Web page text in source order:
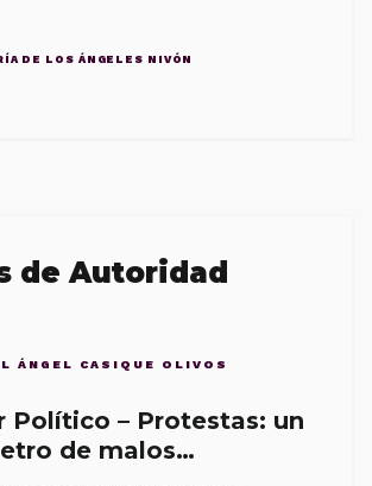
DE LOS ÁNGELES NIVÓN
de Autoridad
ÁNGEL CASIQUE OLIVOS
Político – Protestas: un
de malos